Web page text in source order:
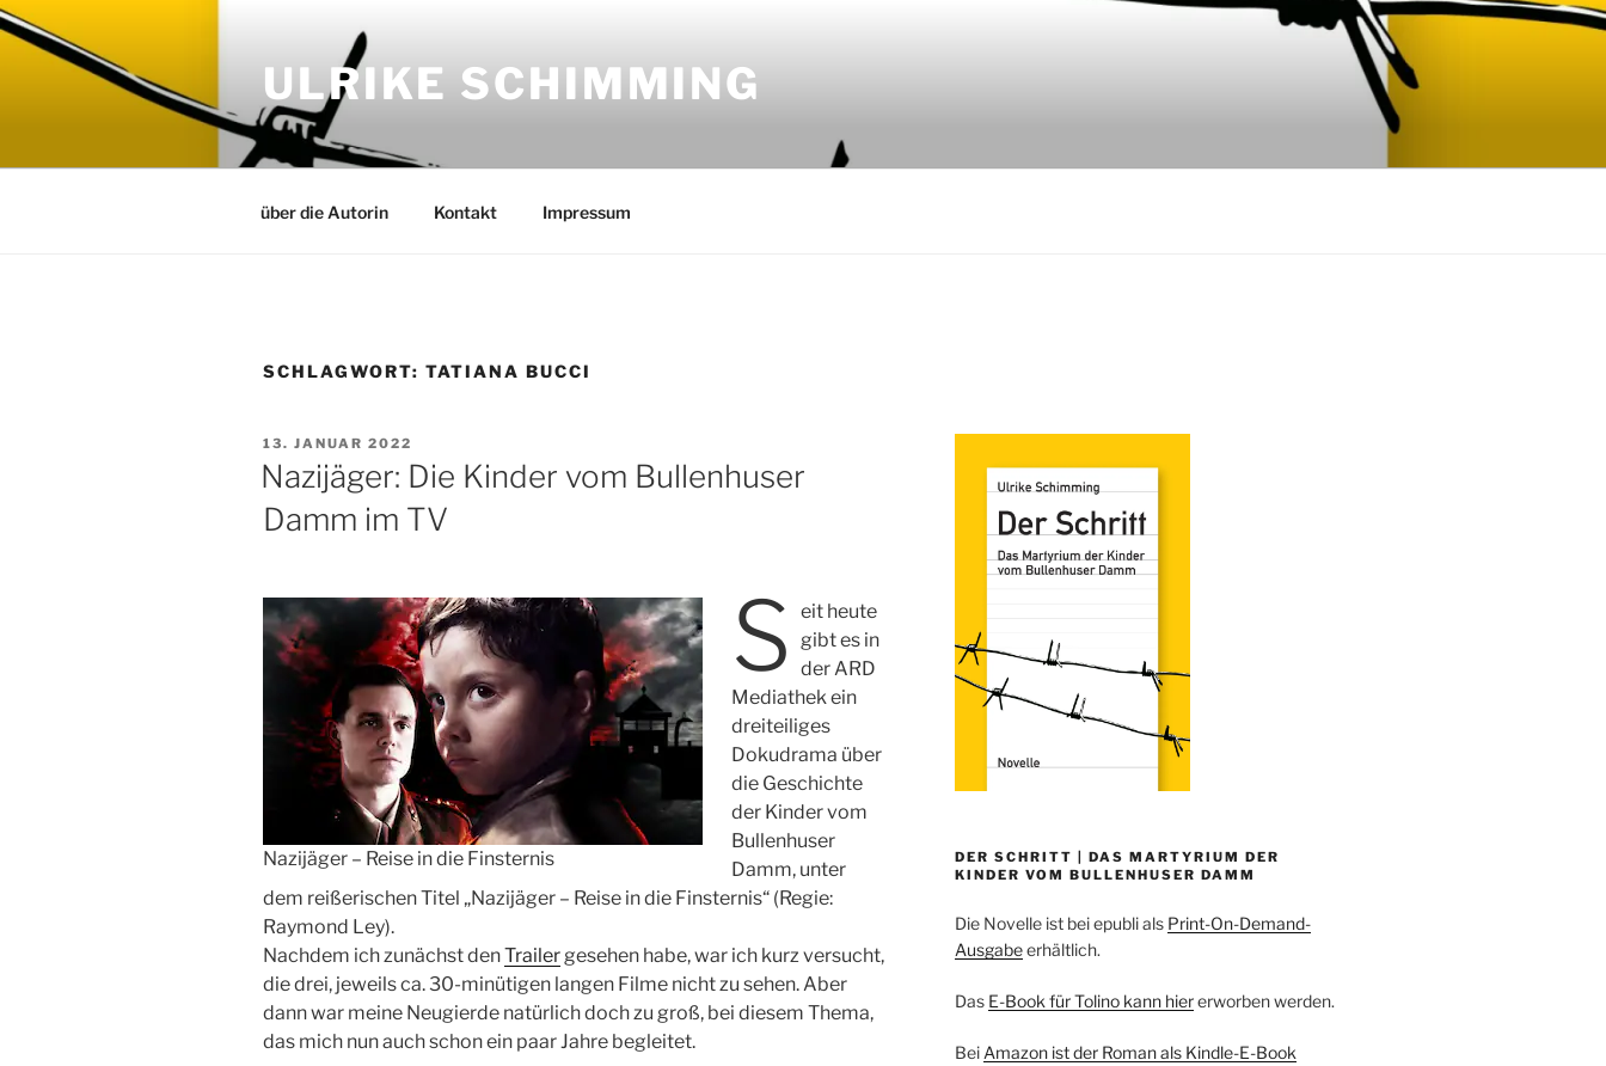
Zum
Inhalt
springen
ULRIKE SCHIMMING
über die Autorin Kontakt Impressum
SCHLAGWORT: TATIANA BUCCI
VERÖFFENTLICHT
AM
13. JANUAR 2022
Nazijäger: Die Kinder vom Bullenhuser
Damm im TV
Nazijäger – Reise in die Finsternis
S
eit heute
gibt es in
der ARD
Mediathek ein
dreiteiliges
Dokudrama über
die Geschichte
der Kinder vom
Bullenhuser
Damm, unter
dem reißerischen Titel „Nazijäger – Reise in die Finsternis“ (Regie:
Raymond Ley).
Nachdem ich zunächst denTrailer gesehen habe, war ich kurz versucht,
die drei, jeweils ca. 30-minütigen langen Filme nicht zu sehen. Aber
dann war meine Neugierde natürlich doch zu groß, bei diesem Thema,
das mich nun auch schon ein paar Jahre begleitet.
DER SCHRITT | DAS MARTYRIUM DER
KINDER VOM BULLENHUSER DAMM
Die Novelle ist bei epubli als Print-On-Demand-
Ausgabeerhältlich.
Das E-Book für Tolino kann hiererworben werden.
Bei Amazon ist der Roman als Kindle-E-Book